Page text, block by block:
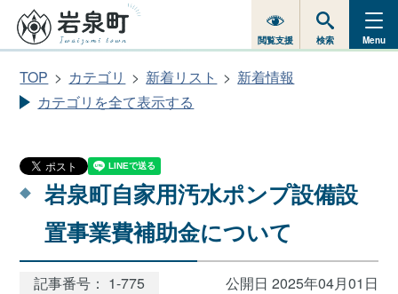
閲覧支援 検索 Menu
TOP カテゴリ 新着リスト
新着情報
カテゴリを全て表示する
岩泉町自家用汚水ポンプ設備設
置事業費補助金について
記事番号： 1-775
公開日 2025年04月01日